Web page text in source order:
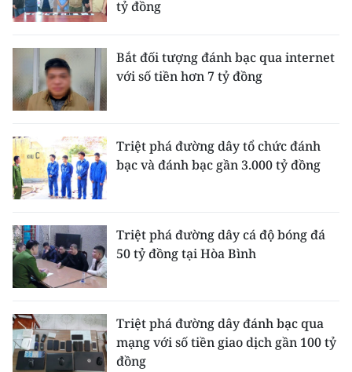
54 DÂN TỘC VIỆT NAM
CHƯƠNG TRÌNH OCOP - MỖI XÃ
MỘT SẢN PHẨM
RADIO
MEDIA CENTER
E-Magazine
Video
Media Chính trị
Media Kinh tế
tỷ đồng
Bắt đối tượng đánh bạc qua internet
với số tiền hơn 7 tỷ đồng
Triệt phá đường dây tổ chức đánh
bạc và đánh bạc gần 3.000 tỷ đồng
Triệt phá đường dây cá độ bóng đá
50 tỷ đồng tại Hòa Bình
Triệt phá đường dây đánh bạc qua
mạng với số tiền giao dịch gần 100 tỷ
đồng